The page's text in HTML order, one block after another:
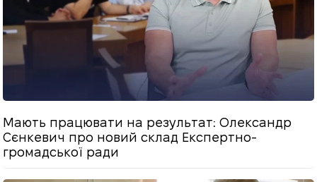
Мають працювати на результат: Олександр
Сєнкевич про новий склад Експертно-
громадської ради